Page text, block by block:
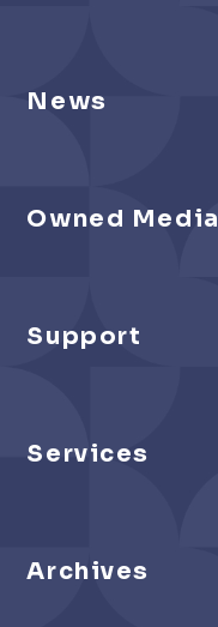
News
Owned Media
Support
Services
Archives